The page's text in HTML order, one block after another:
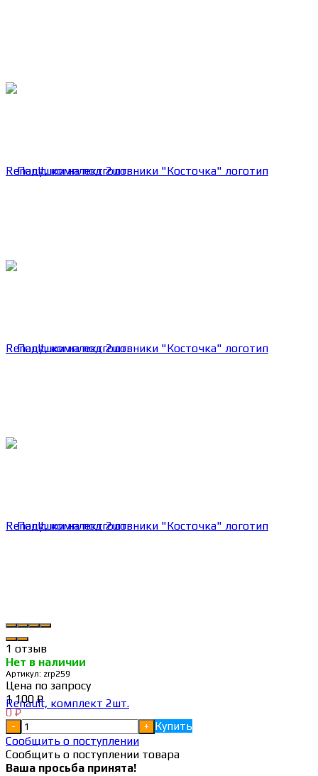
1 отзыв
Нет в наличии
Артикул: zrp259
Цена по запросу
1 100₽
0₽
- +
Купить
Сообщить о поступлении
Сообщить о поступлении товара
Ваша просьба принята!